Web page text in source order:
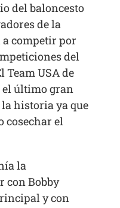
del baloncesto
de la
a competir por
del
Team USA de
el último gran
historia ya que
cosechar el
la
con Bobby
y con